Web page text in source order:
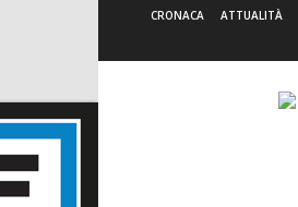
CRONACA ATTUALITÀ